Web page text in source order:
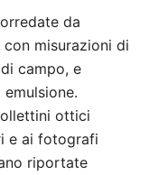
da
con misurazioni di
campo, e
ottici
e ai fotografi
riportate